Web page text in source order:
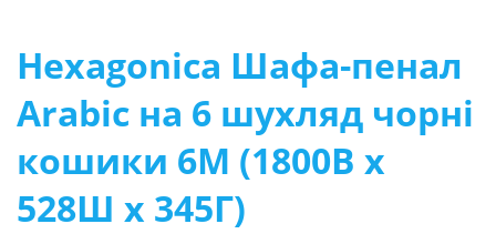
Hexagonica Шафа-пенал
Arabic на 6 шухляд чорні
кошики 6М (1800В х
528Ш х 345Г)